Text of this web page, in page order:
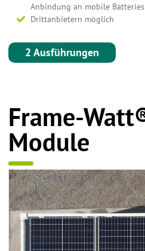
Anbindung an mobile
Drittanbietern möglich
2 Ausführungen
Frame-
Module